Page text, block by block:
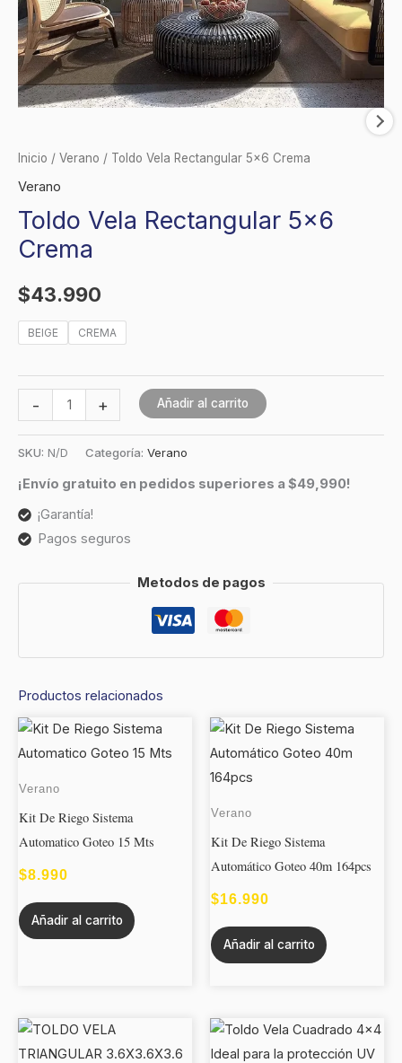
Inicio / Verano / Toldo Vela Rectangular 5×6 Crema
Verano
Toldo Vela Rectangular 5×6
Crema
$43.990
BEIGE CREMA
- + Añadir al carrito
SKU: N/D Categoría: Verano
¡Envío gratuito en pedidos superiores a $49,990!
¡Garantía!
Pagos seguros
Metodos de pagos
Productos relacionados
Verano
Kit De Riego Sistema
Automatico Goteo 15 Mts
$8.990
Añadir al carrito
Verano
Kit De Riego Sistema
Automático Goteo 40m 164pcs
$16.990
Añadir al carrito
Este